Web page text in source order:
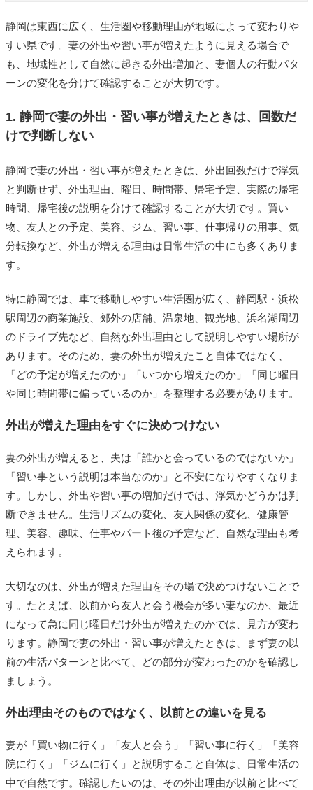
静岡は東西に広く、生活圏や移動理由が地域によって変わりや
すい県です。妻の外出や習い事が増えたように見える場合で
も、地域性として自然に起きる外出増加と、妻個人の行動パタ
ーンの変化を分けて確認することが大切です。
1. 静岡で妻の外出・習い事が増えたときは、回数だ
けで判断しない
静岡で妻の外出・習い事が増えたときは、外出回数だけで浮気
と判断せず、外出理由、曜日、時間帯、帰宅予定、実際の帰宅
時間、帰宅後の説明を分けて確認することが大切です。買い
物、友人との予定、美容、ジム、習い事、仕事帰りの用事、気
分転換など、外出が増える理由は日常生活の中にも多くありま
す。
特に静岡では、車で移動しやすい生活圏が広く、静岡駅・浜松
駅周辺の商業施設、郊外の店舗、温泉地、観光地、浜名湖周辺
のドライブ先など、自然な外出理由として説明しやすい場所が
あります。そのため、妻の外出が増えたこと自体ではなく、
「どの予定が増えたのか」「いつから増えたのか」「同じ曜日
や同じ時間帯に偏っているのか」を整理する必要があります。
外出が増えた理由をすぐに決めつけない
妻の外出が増えると、夫は「誰かと会っているのではないか」
「習い事という説明は本当なのか」と不安になりやすくなりま
す。しかし、外出や習い事の増加だけでは、浮気かどうかは判
断できません。生活リズムの変化、友人関係の変化、健康管
理、美容、趣味、仕事やパート後の予定など、自然な理由も考
えられます。
大切なのは、外出が増えた理由をその場で決めつけないことで
す。たとえば、以前から友人と会う機会が多い妻なのか、最近
になって急に同じ曜日だけ外出が増えたのかでは、見方が変わ
ります。静岡で妻の外出・習い事が増えたときは、まず妻の以
前の生活パターンと比べて、どの部分が変わったのかを確認し
ましょう。
外出理由そのものではなく、以前との違いを見る
妻が「買い物に行く」「友人と会う」「習い事に行く」「美容
院に行く」「ジムに行く」と説明すること自体は、日常生活の
中で自然です。確認したいのは、その外出理由が以前と比べて